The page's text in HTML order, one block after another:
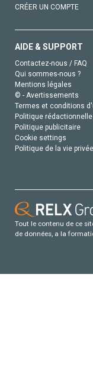
CRÉER UN COMPTE
AIDE & SUPPORT
Contactez-nous / FAQ
Qui sommes-nous ?
Mentions légales
© - Avertissements
Termes et conditions
Politique rédactionnelle
Politique publicitaire
Cookie settings
Politique de la vie privée
Tout le contenu de ce
de données, a la